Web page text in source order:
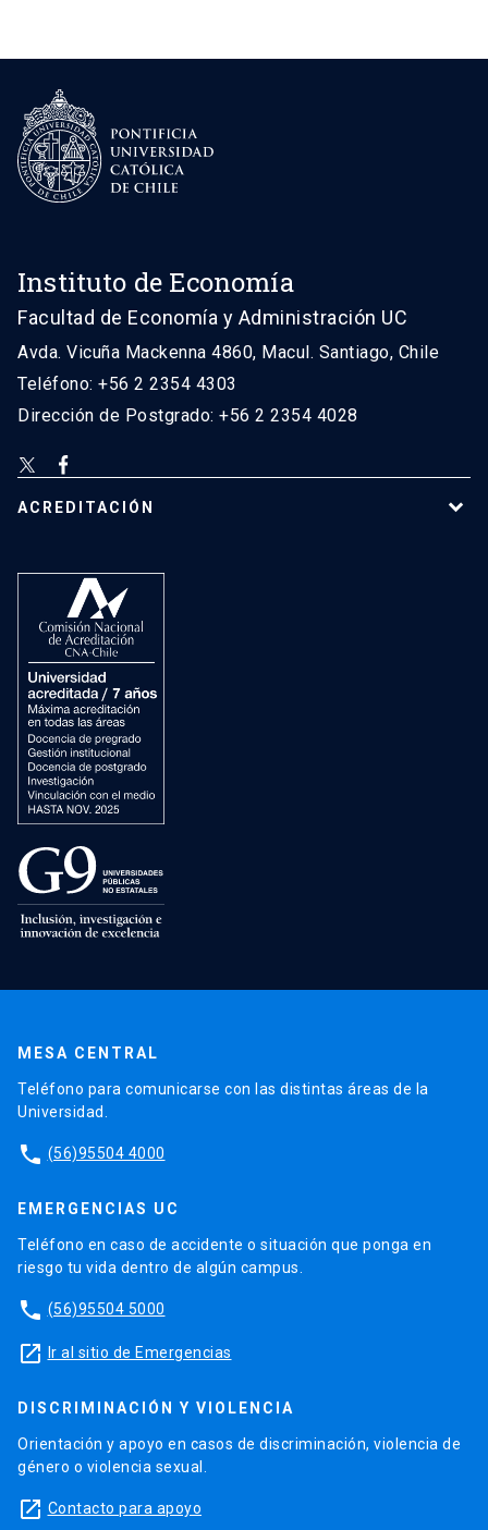
Instituto de Economía
Facultad de Economía y Administración UC
Avda. Vicuña Mackenna 4860, Macul. Santiago, Chile
Teléfono: +56 2 2354 4303
Dirección de Postgrado: +56 2 2354 4028
ACREDITACIÓN
MESA CENTRAL
Teléfono para comunicarse con las distintas áreas de la
Universidad.
phone (56)95504 4000
EMERGENCIAS UC
Teléfono en caso de accidente o situación que ponga en
riesgo tu vida dentro de algún campus.
phone (56)95504 5000
launch Ir al sitio de Emergencias
DISCRIMINACIÓN Y VIOLENCIA
Orientación y apoyo en casos de discriminación, violencia de
género o violencia sexual.
launch Contacto para apoyo